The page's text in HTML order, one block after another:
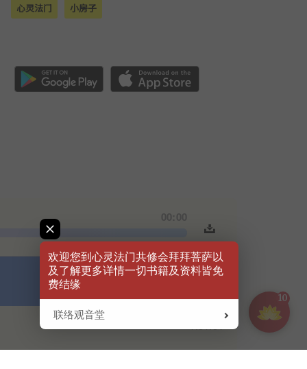
心灵法门
小房子
欢迎您到心灵法门共修会拜拜菩萨以
及了解更多详情一切书籍及资料皆免
费结缘
联络观音堂
10